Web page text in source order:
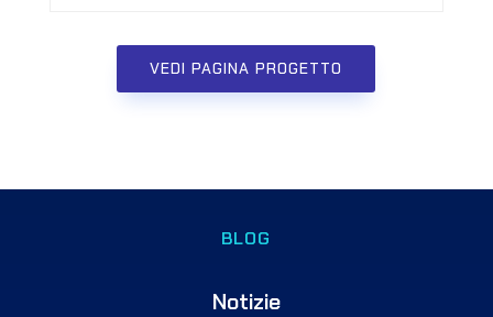
VEDI PAGINA PROGETTO
BLOG
Notizie